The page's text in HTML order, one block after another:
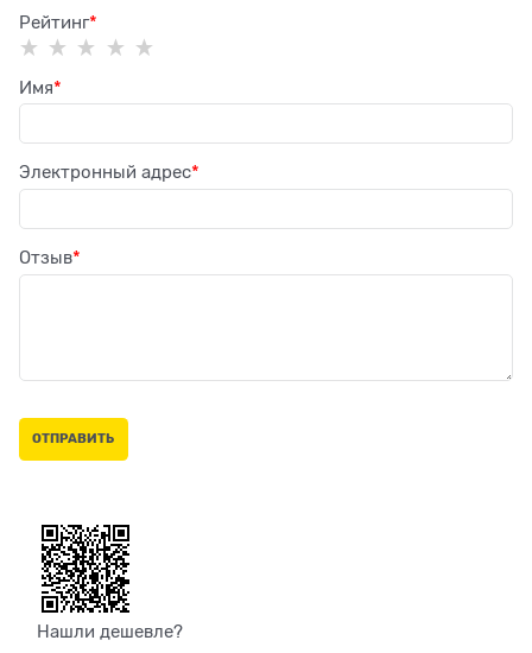
Рейтинг
Имя
Электронный адрес
Отзыв
Нашли дешевле?